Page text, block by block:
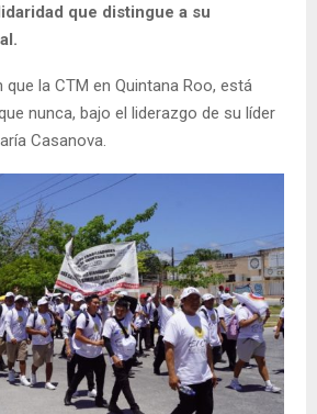
que distingue a su
la CTM en Quintana Roo, está
nunca, bajo el liderazgo de su líder
Casanova.